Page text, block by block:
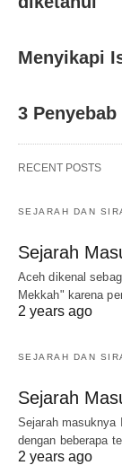
Menyikapi
3
RECENT POSTS
SEJARAH DAN
Sejarah
Aceh dikenal
Mekkah" karena
2 years ago
SEJARAH DAN
Sejarah
Sejarah masuknya
dengan beberapa
2 years ago